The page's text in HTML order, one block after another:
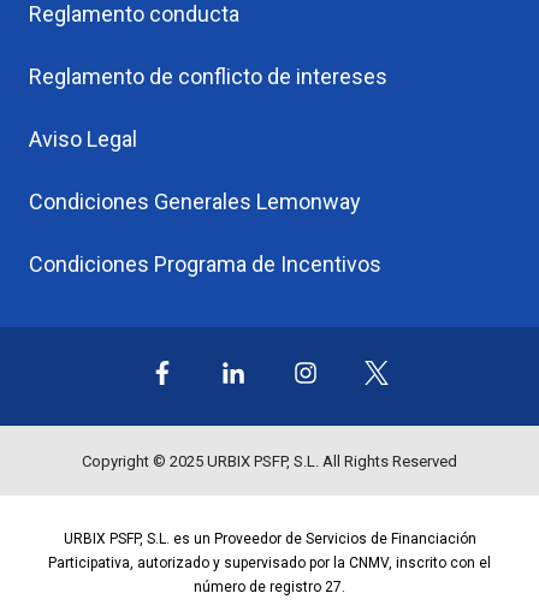
Reglamento conducta
Reglamento de conflicto de intereses
Aviso Legal
Condiciones Generales Lemonway
Condiciones Programa de Incentivos
Síguenos
en
Copyright © 2025 URBIX PSFP, S.L. All Rights Reserved
URBIX PSFP, S.L. es un Proveedor de Servicios de Financiación
Participativa, autorizado y supervisado por la CNMV, inscrito con el
número de registro 27.